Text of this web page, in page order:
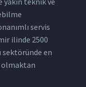
servis
ilinde 2500
en
olmaktan